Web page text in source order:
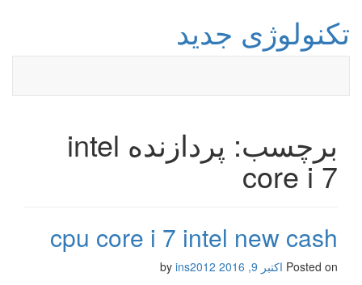
تکنولوژی جدید
برچسب: پردازنده intel
core i 7
cpu core i 7 intel new cash
Posted on اکتبر 9, 2016 ins2012